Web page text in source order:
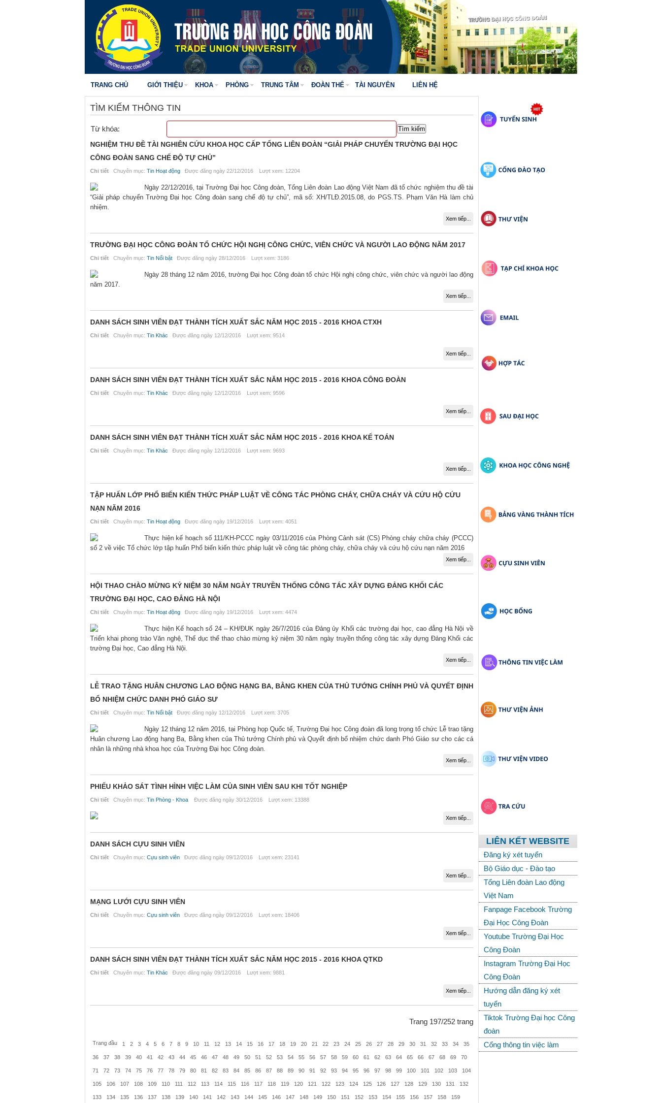
TRANG CHỦ GIỚI THIỆU KHOA PHÒNG TRUNG TÂM ĐOÀN THỂ TÀI NGUYÊN LIÊN HỆ
TÌM KIẾM THÔNG TIN
Từ khóa:
NGHIỆM THU ĐỀ TÀI NGHIÊN CỨU KHOA HỌC CẤP TỔNG LIÊN ĐOÀN “GIẢI PHÁP CHUYỂN TRƯỜNG ĐẠI HỌC
CÔNG ĐOÀN SANG CHẾ ĐỘ TỰ CHỦ”
Chi tiết Chuyên mục: Tin Hoạt động Được đăng ngày 22/12/2016 Lượt xem: 12204
Ngày 22/12/2016, tại Trường Đại học Công đoàn, Tổng Liên đoàn Lao động Việt Nam đã tổ chức nghiệm thu đề tài
“Giải pháp chuyển Trường Đại học Công đoàn sang chế độ tự chủ”, mã số: XH/TLĐ.2015.08, do PGS.TS. Phạm Văn Hà làm chủ
nhiệm.
Xem tiếp...
TRƯỜNG ĐẠI HỌC CÔNG ĐOÀN TỔ CHỨC HỘI NGHỊ CÔNG CHỨC, VIÊN CHỨC VÀ NGƯỜI LAO ĐỘNG NĂM 2017
Chi tiết Chuyên mục: Tin Nổi bật Được đăng ngày 28/12/2016 Lượt xem: 3186
Ngày 28 tháng 12 năm 2016, trường Đại học Công đoàn tổ chức Hội nghị công chức, viên chức và người lao động
năm 2017.
Xem tiếp...
DANH SÁCH SINH VIÊN ĐẠT THÀNH TÍCH XUẤT SẮC NĂM HỌC 2015 - 2016 KHOA CTXH
Chi tiết Chuyên mục: Tin Khác Được đăng ngày 12/12/2016 Lượt xem: 9514
Xem tiếp...
DANH SÁCH SINH VIÊN ĐẠT THÀNH TÍCH XUẤT SẮC NĂM HỌC 2015 - 2016 KHOA CÔNG ĐOÀN
Chi tiết Chuyên mục: Tin Khác Được đăng ngày 12/12/2016 Lượt xem: 9596
Xem tiếp...
DANH SÁCH SINH VIÊN ĐẠT THÀNH TÍCH XUẤT SẮC NĂM HỌC 2015 - 2016 KHOA KẾ TOÁN
Chi tiết Chuyên mục: Tin Khác Được đăng ngày 12/12/2016 Lượt xem: 9693
Xem tiếp...
TẬP HUẤN LỚP PHỔ BIẾN KIẾN THỨC PHÁP LUẬT VỀ CÔNG TÁC PHÒNG CHÁY, CHỮA CHÁY VÀ CỨU HỘ CỨU
NẠN NĂM 2016
Chi tiết Chuyên mục: Tin Hoạt động Được đăng ngày 19/12/2016 Lượt xem: 4051
Thực hiện kế hoạch số 111/KH-PCCC ngày 03/11/2016 của Phòng Cảnh sát (CS) Phòng cháy chữa cháy (PCCC)
số 2 về việc Tổ chức lớp tập huấn Phổ biến kiến thức pháp luật về công tác phòng cháy, chữa cháy và cứu hộ cứu nạn năm 2016
Xem tiếp...
HỘI THAO CHÀO MỪNG KỶ NIỆM 30 NĂM NGÀY TRUYỀN THỐNG CÔNG TÁC XÂY DỰNG ĐẢNG KHỐI CÁC
TRƯỜNG ĐẠI HỌC, CAO ĐẲNG HÀ NỘI
Chi tiết Chuyên mục: Tin Hoạt động Được đăng ngày 19/12/2016 Lượt xem: 4474
Thực hiện Kế hoạch số 24 – KH/ĐUK ngày 26/7/2016 của Đảng ủy Khối các trường đại học, cao đẳng Hà Nội về
Triển khai phong trào Văn nghệ, Thể dục thể thao chào mừng kỷ niệm 30 năm ngày truyền thống công tác xây dựng Đảng Khối các
trường Đại học, Cao đẳng Hà Nội.
Xem tiếp...
LỄ TRAO TẶNG HUÂN CHƯƠNG LAO ĐỘNG HẠNG BA, BẰNG KHEN CỦA THỦ TƯỚNG CHÍNH PHỦ VÀ QUYẾT ĐỊNH
BỔ NHIỆM CHỨC DANH PHÓ GIÁO SƯ
Chi tiết Chuyên mục: Tin Nổi bật Được đăng ngày 12/12/2016 Lượt xem: 3705
Ngày 12 tháng 12 năm 2016, tại Phòng họp Quốc tế, Trường Đại học Công đoàn đã long trọng tổ chức Lễ trao tặng
Huân chương Lao động hạng Ba, Bằng khen của Thủ tướng Chính phủ và Quyết định bổ nhiệm chức danh Phó Giáo sư cho các cá
nhân là những nhà khoa học của Trường Đại học Công đoàn.
Xem tiếp...
PHIẾU KHẢO SÁT TÌNH HÌNH VIỆC LÀM CỦA SINH VIÊN SAU KHI TỐT NGHIỆP
Chi tiết Chuyên mục: Tin Phòng - Khoa Được đăng ngày 30/12/2016 Lượt xem: 13388
Xem tiếp...
DANH SÁCH CỰU SINH VIÊN
Chi tiết Chuyên mục: Cựu sinh viên Được đăng ngày 09/12/2016 Lượt xem: 23141
Xem tiếp...
MẠNG LƯỚI CỰU SINH VIÊN
Chi tiết Chuyên mục: Cựu sinh viên Được đăng ngày 09/12/2016 Lượt xem: 18406
Xem tiếp...
DANH SÁCH SINH VIÊN ĐẠT THÀNH TÍCH XUẤT SẮC NĂM HỌC 2015 - 2016 KHOA QTKD
Chi tiết Chuyên mục: Tin Khác Được đăng ngày 09/12/2016 Lượt xem: 9881
Xem tiếp...
Trang 197/252 trang
Trang đầu 1 2 3 4 5 6 7 8 9 10 11 12 13 14 15 16 17 18 19 20 21 22 23 24 25 26 27 28 29 30 31 32 33 34 35
36 37 38 39 40 41 42 43 44 45 46 47 48 49 50 51 52 53 54 55 56 57 58 59 60 61 62 63 64 65 66 67 68 69 70
71 72 73 74 75 76 77 78 79 80 81 82 83 84 85 86 87 88 89 90 91 92 93 94 95 96 97 98 99 100 101 102 103 104
105 106 107 108 109 110 111 112 113 114 115 116 117 118 119 120 121 122 123 124 125 126 127 128 129 130 131 132
133 134 135 136 137 138 139 140 141 142 143 144 145 146 147 148 149 150 151 152 153 154 155 156 157 158 159
LIÊN KẾT WEBSITE
Đăng ký xét tuyển
Bộ Giáo dục - Đào tạo
Tổng Liên đoàn Lao động
Việt Nam
Fanpage Facebook Trường
Đại Học Công Đoàn
Youtube Trường Đại Học
Công Đoàn
Instagram Trường Đại Học
Công Đoàn
Hướng dẫn đăng ký xét
tuyển
Tiktok Trường Đại học Công
đoàn
Cổng thông tin việc làm